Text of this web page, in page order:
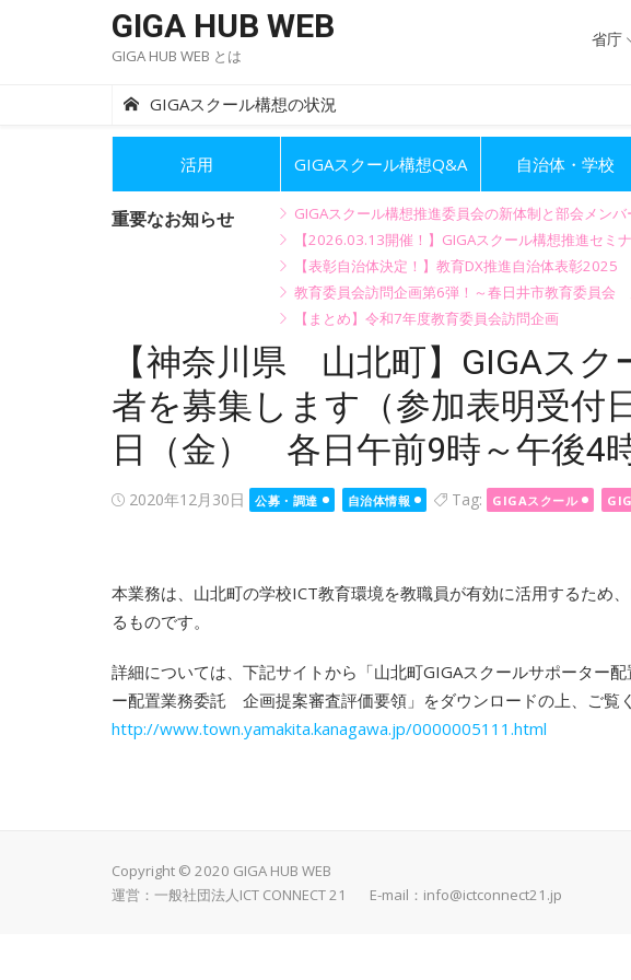
GIGA HUB WEB
GIGA HUB WEB とは
省庁
GIGAスクール構想の状況
活用 GIGAスクール構想Q&A 自治体・学校
重要なお知らせ
GIGAスクール構想推進委員会の新体制と部会メン
【2026.03.13開催！】GIGAスクール構想推進セミ
【表彰自治体決定！】教育DX推進自治体表彰2025
教育委員会訪問企画第6弾！～春日井市教育委員会
【まとめ】令和7年度教育委員会訪問企画
【神奈川県 山北町】GIGAス
者を募集します（参加表明受付
日（金） 各日午前9時～午後4
Posted
2020年12月30日 公募・調達 自治体情報 Tag: GIGAスクール
本業務は、山北町の学校ICT教育環境を教職員が有効に活用するため
るものです。
詳細については、下記サイトから「山北町GIGAスクールサポーター
ー配置業務委託 企画提案審査評価要領」をダウンロードの上、ご覧く
http://www.town.yamakita.kanagawa.jp/0000005111.html
Copyright © 2020 GIGA HUB WEB
運営：一般社団法人ICT CONNECT 21 E-mail： info@ictconnect21.jp